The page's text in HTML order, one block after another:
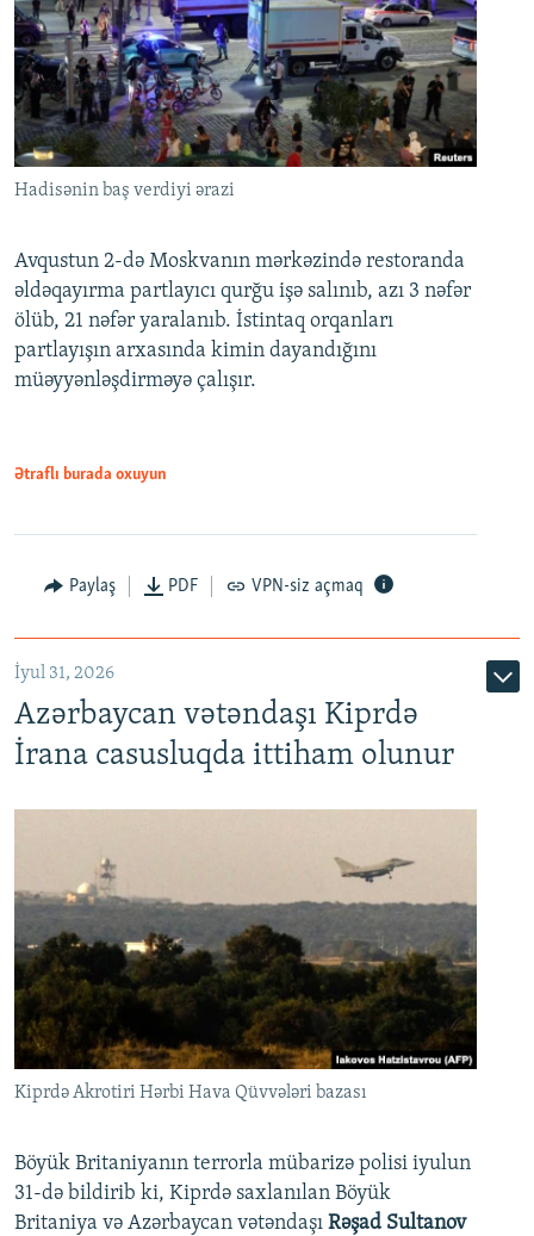
Hadisənin baş verdiyi ərazi
Avqustun 2-də Moskvanın mərkəzində restoranda
əldəqayırma partlayıcı qurğu işə salınıb, azı 3 nəfər
ölüb, 21 nəfər yaralanıb. İstintaq orqanları
partlayışın arxasında kimin dayandığını
müəyyənləşdirməyə çalışır.
Ətraflı burada oxuyun
Paylaş PDF VPN-siz açmaq
İyul 31, 2026
Azərbaycan vətəndaşı Kiprdə
İrana casusluqda ittiham olunur
Kiprdə Akrotiri Hərbi Hava Qüvvələri bazası
Böyük Britaniyanın terrorla mübarizə polisi iyulun
31-də bildirib ki, Kiprdə saxlanılan Böyük
Britaniya və Azərbaycan vətəndaşı Rəşad Sultanov